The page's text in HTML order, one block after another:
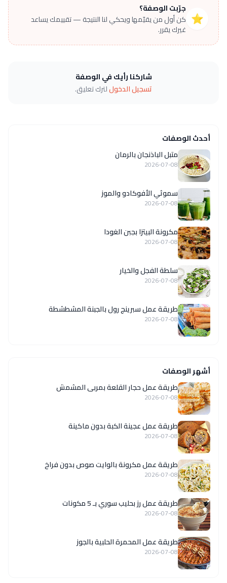
⭐
جرّبت الوصفة؟
كن أول من يقيّمها ويحكي لنا النتيجة — تقييمك يساعد
غيرك يقرر.
شاركنا رأيك في الوصفة
تسجيل الدخوللترك تعليق.
أحدث الوصفات
متبل الباذنجان بالرمان
2026-07-08
سموثي الأفوكادو والموز
2026-07-08
مكرونة البيتزا بجبن الغودا
2026-07-08
سلطة الفجل والخيار
2026-07-08
طريقة عمل سبرينج رول بالجبنة المشطشطة
2026-07-08
أشهر الوصفات
طريقة عمل حجار القلعة بمربى المشمش
2026-07-08
طريقة عمل عجينة الكبة بدون ماكينة
2026-07-08
طريقة عمل مكرونة بالوايت صوص بدون فراخ
2026-07-08
طريقة عمل رز بحليب سوري بـ 5 مكونات
2026-07-08
طريقة عمل المحمرة الحلبية بالجوز
2026-07-08